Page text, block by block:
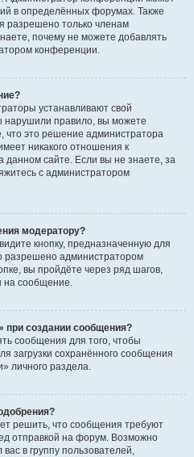
в определённых форумах. Также
разрешено только членам
почему не можете добавлять
конференции.
устанавливают свой
нарушили правило, вы можете
что это решение администратора
никакого отношения к
сайте. Если вы не знаете, за
с администратором
модератору?
кнопку, предназначенную для
разрешено администратором
вы пройдёте через ряд шагов,
на сообщение.
при создании сообщения?
сообщения для того, чтобы
загрузки сохранённого сообщения
личного раздела.
решить, что сообщения требуют
отправкой на форум. Возможно
в группу пользователей,